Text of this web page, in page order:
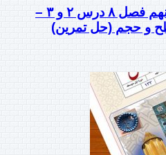
فیلم آموزشی ریاضی پایه نهم فصل ۸ درس ۲ و ۳ –
و حجم (حل تمرین)